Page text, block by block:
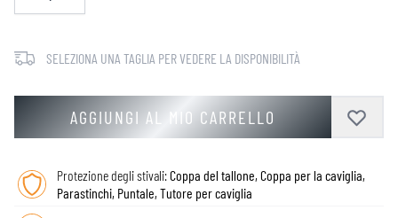
SELEZIONA UNA TAGLIA PER VEDERE LA DISPONIBILITÀ
AGGIUNGI AL MIO CARRELLO
Protezione degli stivali:Coppa del tallone, Coppa per la caviglia,
Parastinchi, Puntale, Tutore per caviglia